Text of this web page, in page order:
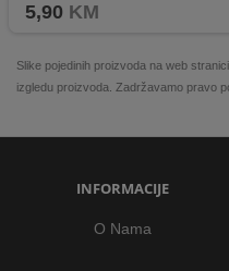
5,90 KM
Slike pojedinih proizvoda na web
izgledu proizvoda. Zadržavamo pravo
INFORMACIJE
O Nama